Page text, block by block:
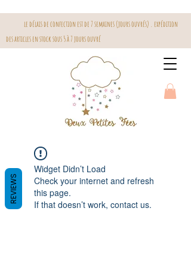
le délais de confection est de 7 semaines (jours ouvrés) . expédition
des articles en stock sous 5 à 7 jours ouvré
Widget Didn’t Load
Check your internet and refresh
this page.
If that doesn’t work, contact us.
REVIEWS